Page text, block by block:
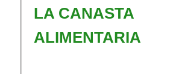
LA CANASTA
ALIMENTARIA